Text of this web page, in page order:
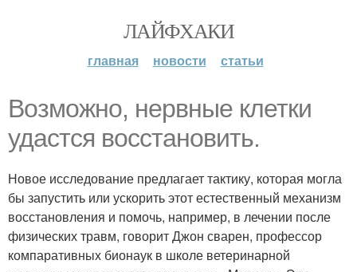
ЛАЙФХАКИ
главная новости статьи
Возможно, нервные клетки
удастся восстановить.
Новое исследование предлагает тактику, которая могла
бы запустить или ускорить этот естественный механизм
восстановления и помочь, например, в лечении после
физических травм, говорит Джон сварен, профессор
компаративных бионаук в школе ветеринарной